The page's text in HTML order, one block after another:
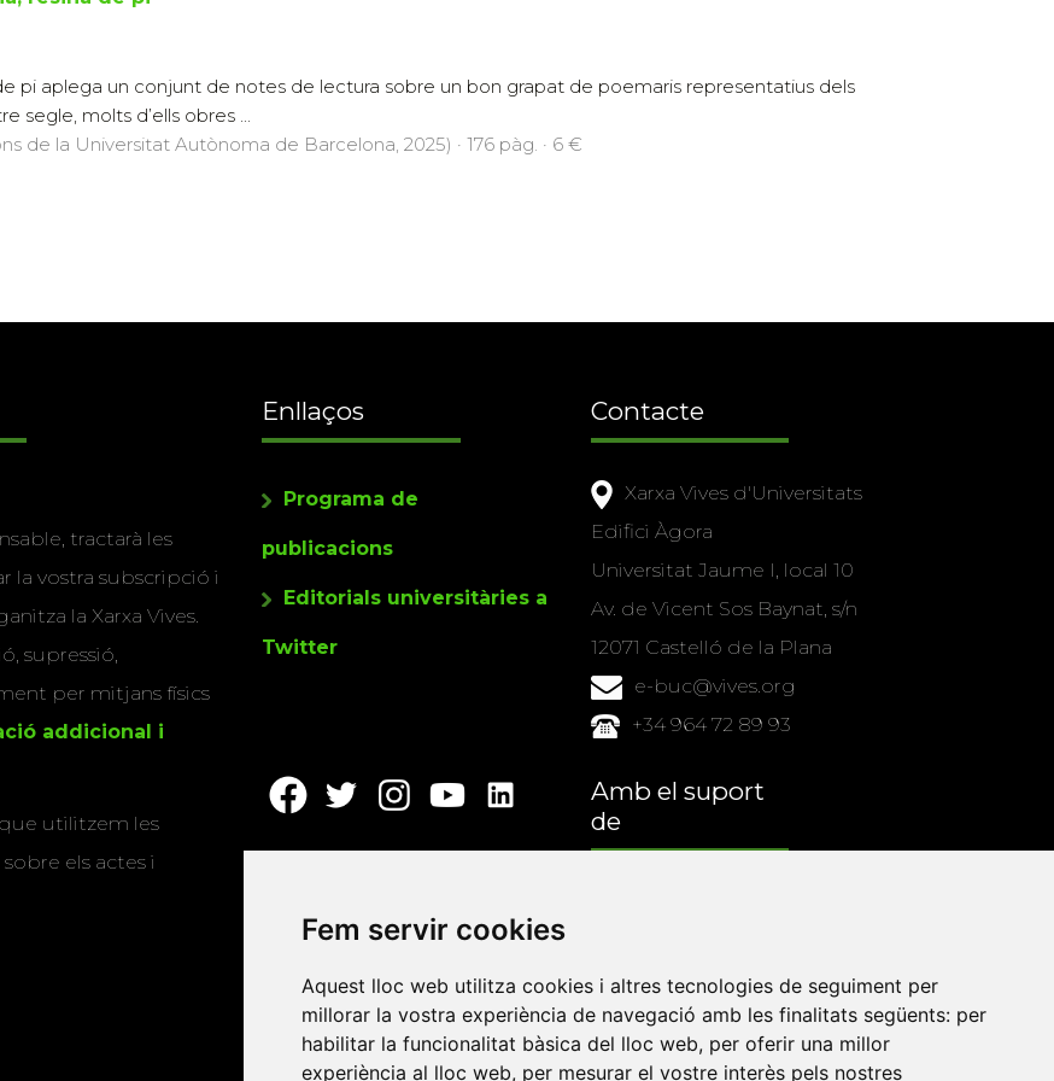
Fem servir cookies
Aquest lloc web utilitza cookies i altres tecnologies de seguiment per
millorar la vostra experiència de navegació amb les finalitats següents: per
habilitar la funcionalitat bàsica del lloc web, per oferir una millor
experiència al lloc web, per mesurar el vostre interès pels nostres
pi aplega un conjunt de notes de lectura sobre un bon grapat de poemaris representatius dels
segle, molts d’ells obres ...
de la Universitat Autònoma de Barcelona, 2025) · 176 pàg. · 6 €
tractarà les
la vostra subscripció i
la Xarxa Vives.
supressió,
per mitjans físics
addicional i
utilitzem les
els actes i
Enllaços
Programa de
publicacions
Editorials universitàries a
Twitter
Contacte
Xarxa Vives d'Universitats
Edifici Àgora
Universitat Jaume I, local 10
Av. de Vicent Sos Baynat, s/n
12071 Castelló de la Plana
e-buc@vives.org
+34 964 72 89 93
Amb el suport
de